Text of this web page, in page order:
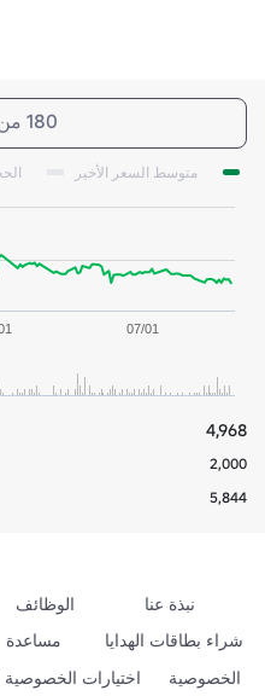
180 من الأيام
متوسط السعر الأخير
07/01
4,968
2,000
5,844
نبذة عنا الوظائف
شراء بطاقات الهدايا
مساعدة
الخصوصية
اختيارات الخصوصية